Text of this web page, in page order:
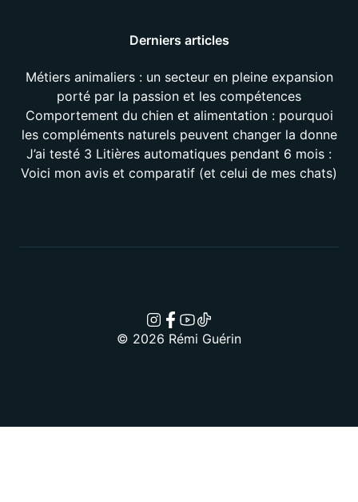
Derniers articles
Métiers animaliers : un secteur en pleine expansion
porté par la passion et les compétences
Comportement du chien et alimentation : pourquoi
les compléments naturels peuvent changer la donne
J’ai testé 3 Litières automatiques pendant 6 mois :
Voici mon avis et comparatif (et celui de mes chats)
© 2026 Rémi Guérin